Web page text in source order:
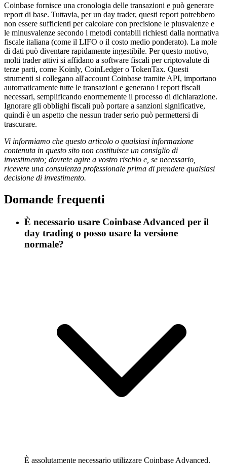
Coinbase fornisce una cronologia delle transazioni e può generare
report di base. Tuttavia, per un day trader, questi report potrebbero
non essere sufficienti per calcolare con precisione le plusvalenze e
le minusvalenze secondo i metodi contabili richiesti dalla normativa
fiscale italiana (come il LIFO o il costo medio ponderato). La mole
di dati può diventare rapidamente ingestibile. Per questo motivo,
molti trader attivi si affidano a software fiscali per criptovalute di
terze parti, come Koinly, CoinLedger o TokenTax. Questi
strumenti si collegano all'account Coinbase tramite API, importano
automaticamente tutte le transazioni e generano i report fiscali
necessari, semplificando enormemente il processo di dichiarazione.
Ignorare gli obblighi fiscali può portare a sanzioni significative,
quindi è un aspetto che nessun trader serio può permettersi di
trascurare.
Vi informiamo che questo articolo o qualsiasi informazione
contenuta in questo sito non costituisce un consiglio di
investimento; dovrete agire a vostro rischio e, se necessario,
ricevere una consulenza professionale prima di prendere qualsiasi
decisione di investimento.
Domande frequenti
È necessario usare Coinbase Advanced per il
day trading o posso usare la versione
normale?
È assolutamente necessario utilizzare Coinbase Advanced.